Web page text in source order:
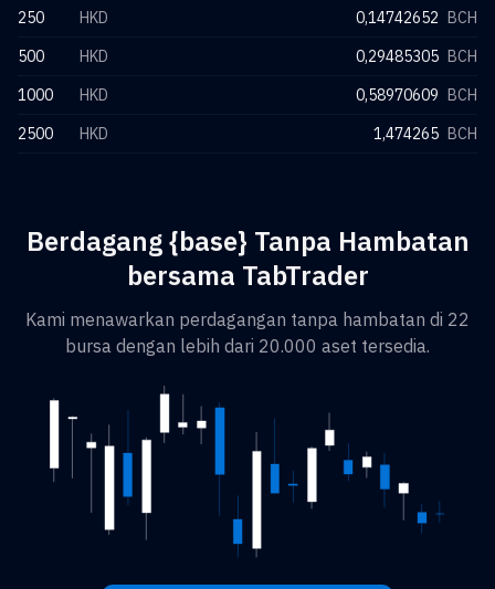
250
HKD 0,14742652 BCH
500
HKD 0,29485305 BCH
1000
HKD 0,58970609 BCH
2500
HKD 1,474265 BCH
Berdagang {base} Tanpa Hambatan
bersama TabTrader
Kami menawarkan perdagangan tanpa hambatan di 22
bursa dengan lebih dari 20.000 aset tersedia.